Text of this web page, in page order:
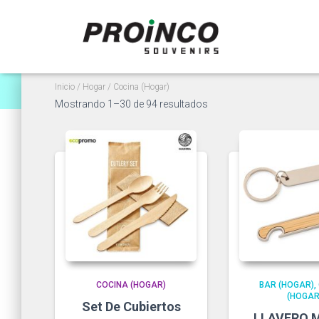
Inicio / Hogar / Cocina (Hogar)
Mostrando 1–30 de 94 resultados
COCINA (HOGAR)
Set De Cubiertos
BAR (HOGAR)